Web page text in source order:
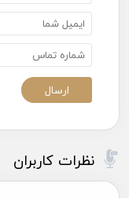
نظرات کاربران